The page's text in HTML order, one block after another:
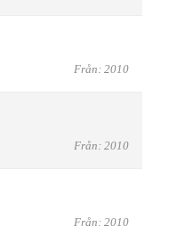
Från: 2010
Från: 2010
Från: 2010